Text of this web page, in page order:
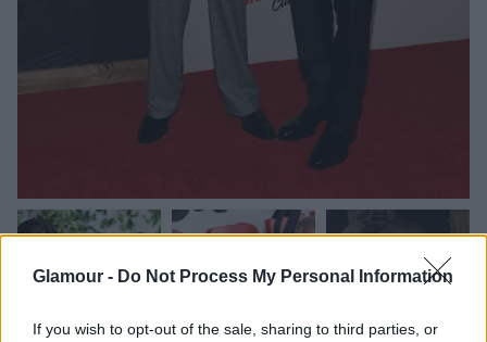
Glamour - Do Not Process My Personal Information
If you wish to opt-out of the sale, sharing to third parties, or
+ 2